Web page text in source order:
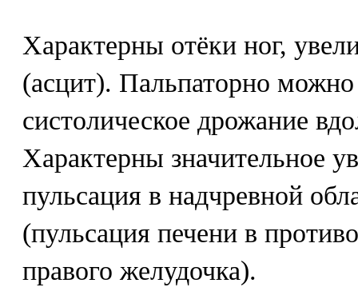
Характерны отёки ног,
(асцит). Пальпаторно можно
систолическое дрожание
Характерны значительное
пульсация в надчревной
(пульсация печени в
правого желудочка).